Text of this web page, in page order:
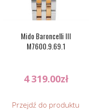
Mido Baroncelli III
M7600.9.69.1
4 319.00zł
Przejdź do produktu